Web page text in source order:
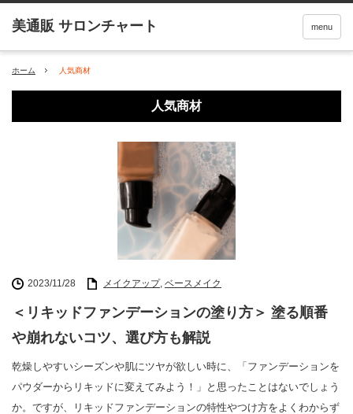
menu
ホーム 人気商材
人気商材
2023/11/28 メイクアップ, ベースメイク
＜リキッドファンデーションの塗り方＞ 塗る順番
や崩れないコツ、選び方も解説
乾燥しやすいシーズンや肌にツヤが欲しい時に、「ファンデーションを
パウダーからリキッドに変えてみよう！」と思ったことはないでしょう
か。ですが、リキッドファンデーションの特性やつけ方をよくわからず